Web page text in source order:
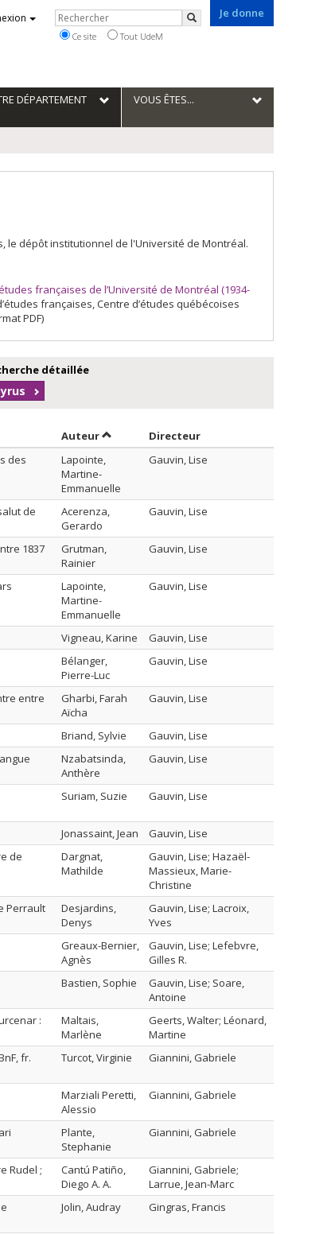
Je donne
Rechercher
Rechercher
Ce site Tout UdeM
DÉPARTEMENT VOUS ÊTES...
le dépôt institutionnel de l'Université de Montréal.
françaises de l’Université de Montréal (1934-
françaises, Centre d’études québécoises
PDF)
détaillée
AuteurTrier par auteur en ordre croissant
Directeur
des
Lapointe,
Martine-
Emmanuelle
Gauvin, Lise
de
Acerenza,
Gerardo
Gauvin, Lise
1837
Grutman,
Rainier
Gauvin, Lise
Lapointe,
Martine-
Emmanuelle
Gauvin, Lise
Vigneau, Karine
Gauvin, Lise
Bélanger,
Pierre-Luc
Gauvin, Lise
entre
Gharbi, Farah
Aïcha
Gauvin, Lise
Briand, Sylvie
Gauvin, Lise
Nzabatsinda,
Anthère
Gauvin, Lise
Suriam, Suzie Gauvin, Lise
Jonassaint, Jean
Gauvin, Lise
de
Dargnat,
Mathilde
Gauvin, Lise; Hazaël-
Massieux, Marie-
Christine
Perrault
Desjardins,
Denys
Gauvin, Lise; Lacroix,
Yves
Greaux-Bernier,
Agnès
Gauvin, Lise; Lefebvre,
Gilles R.
Bastien, Sophie
Gauvin, Lise; Soare,
Antoine
:
Maltais,
Marlène
Geerts, Walter; Léonard,
Martine
fr.
Turcot, Virginie Giannini, Gabriele
Marziali Peretti,
Alessio
Giannini, Gabriele
Plante,
Stephanie
Giannini, Gabriele
Rudel ;
Cantú Patiño,
Diego A. A.
Giannini, Gabriele;
Larrue, Jean-Marc
Jolin, Audray Gingras, Francis